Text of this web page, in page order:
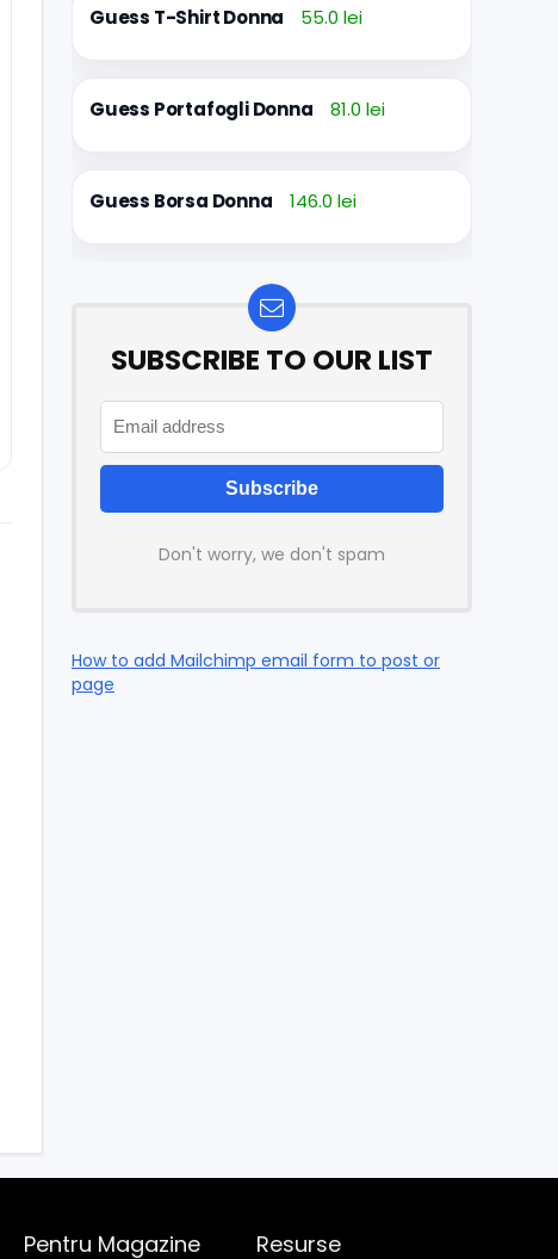
Guess T-Shirt Donna 55.0 lei
Guess Portafogli Donna 81.0 lei
Guess Borsa Donna 146.0 lei
SUBSCRIBE TO OUR LIST
Don't worry, we don't spam
How to add Mailchimp email form to post or
page
Pentru Magazine Resurse